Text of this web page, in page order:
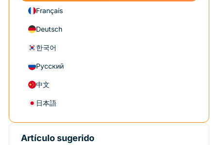
Français
Deutsch
한국어
Русский
中文
日本語
Artículo sugerido